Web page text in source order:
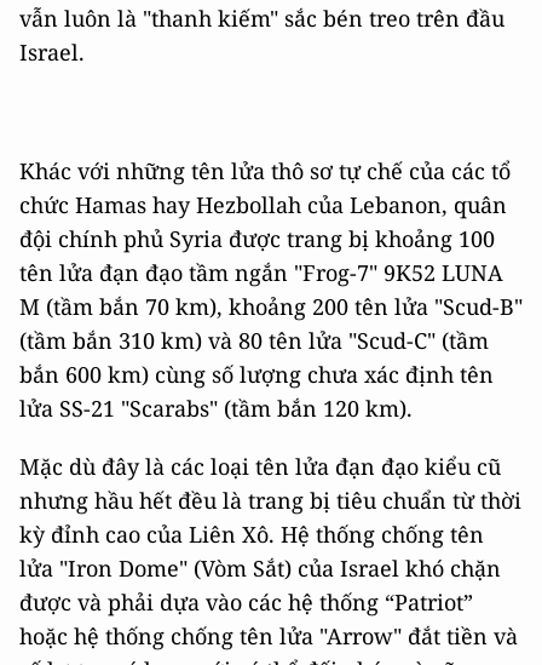
vẫn luôn là "thanh kiếm" sắc bén treo trên đầu
Israel.
Khác với những tên lửa thô sơ tự chế của các tổ
chức Hamas hay Hezbollah của Lebanon, quân
đội chính phủ Syria được trang bị khoảng 100
tên lửa đạn đạo tầm ngắn "Frog-7" 9K52 LUNA
M (tầm bắn 70 km), khoảng 200 tên lửa "Scud-B"
(tầm bắn 310 km) và 80 tên lửa "Scud-C" (tầm
bắn 600 km) cùng số lượng chưa xác định tên
lửa SS-21 "Scarabs" (tầm bắn 120 km).
Mặc dù đây là các loại tên lửa đạn đạo kiểu cũ
nhưng hầu hết đều là trang bị tiêu chuẩn từ thời
kỳ đỉnh cao của Liên Xô. Hệ thống chống tên
lửa "Iron Dome" (Vòm Sắt) của Israel khó chặn
được và phải dựa vào các hệ thống “Patriot”
hoặc hệ thống chống tên lửa "Arrow" đắt tiền và